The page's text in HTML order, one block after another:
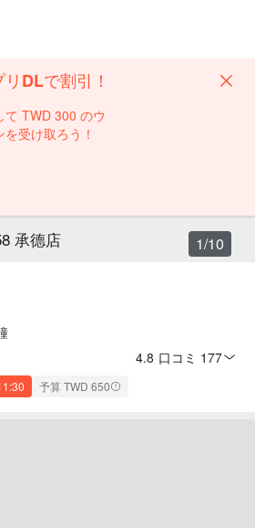
DLで割引！
て TWD 300 のウ
受け取ろう！
承德店
4.8 口コミ 177
予算 TWD 650
1/10